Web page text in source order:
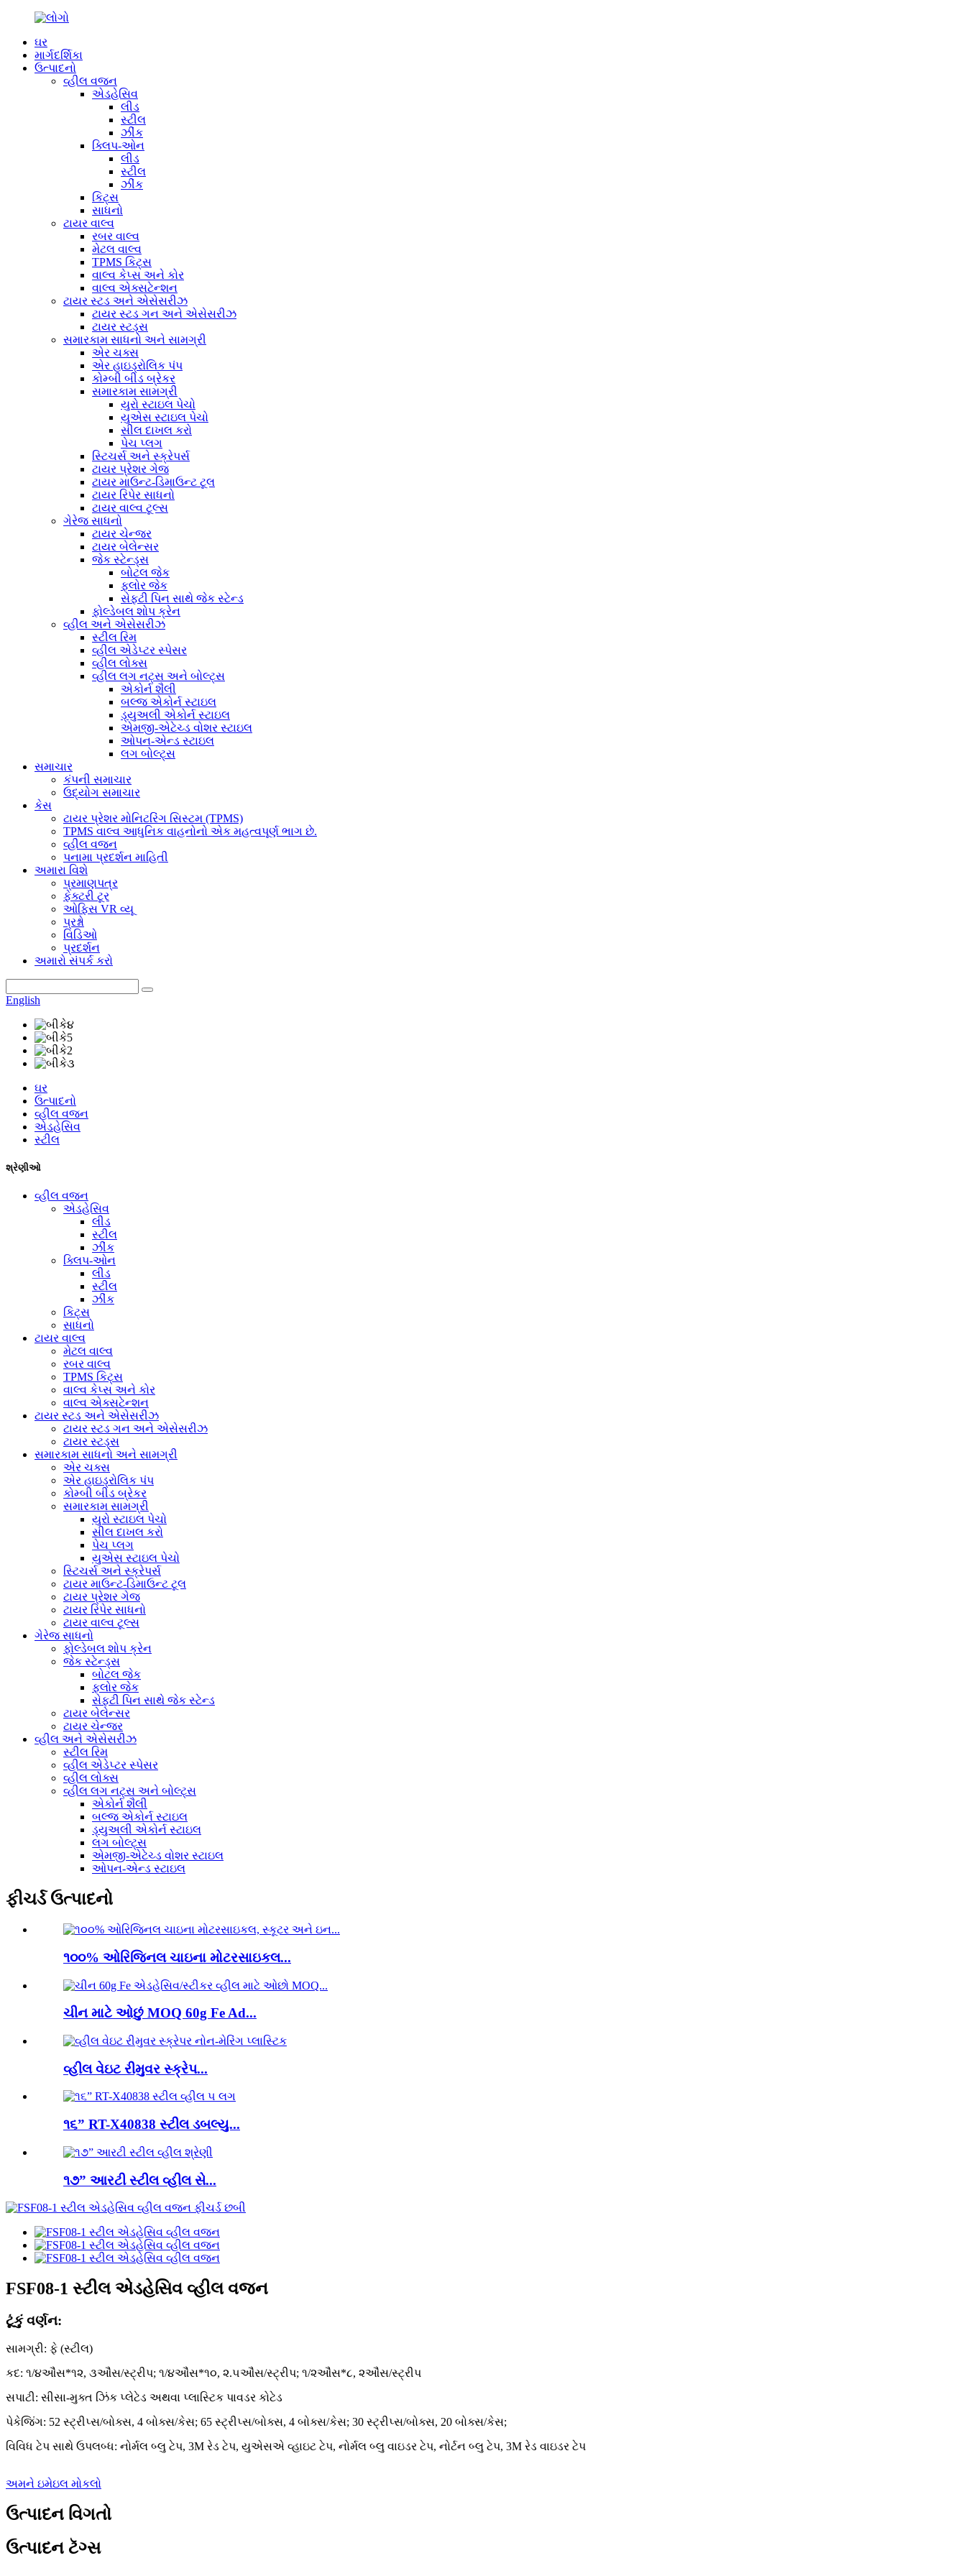
ઘર
માર્ગદર્શિકા
ઉત્પાદનો
વ્હીલ વજન
એડહેસિવ
લીડ
સ્ટીલ
ઝીંક
ક્લિપ-ઓન
લીડ
સ્ટીલ
ઝીંક
કિટ્સ
સાધનો
ટાયર વાલ્વ
રબર વાલ્વ
મેટલ વાલ્વ
TPMS કિટ્સ
વાલ્વ કેપ્સ અને કોર
વાલ્વ એક્સટેન્શન
ટાયર સ્ટડ અને એસેસરીઝ
ટાયર સ્ટડ ગન અને એસેસરીઝ
ટાયર સ્ટડ્સ
સમારકામ સાધનો અને સામગ્રી
એર ચક્સ
એર હાઇડ્રોલિક પંપ
કોમ્બી બીડ બ્રેકર
સમારકામ સામગ્રી
યુરો સ્ટાઇલ પેચો
યુએસ સ્ટાઇલ પેચો
સીલ દાખલ કરો
પેચ પ્લગ
સ્ટિચર્સ અને સ્ક્રેપર્સ
ટાયર પ્રેશર ગેજ
ટાયર માઉન્ટ-ડિમાઉન્ટ ટૂલ
ટાયર રિપેર સાધનો
ટાયર વાલ્વ ટૂલ્સ
ગેરેજ સાધનો
ટાયર ચેન્જર
ટાયર બેલેન્સર
જેક સ્ટેન્ડ્સ
બોટલ જેક
ફ્લોર જેક
સેફ્ટી પિન સાથે જેક સ્ટેન્ડ
ફોલ્ડેબલ શોપ ક્રેન
વ્હીલ અને એસેસરીઝ
સ્ટીલ રિમ
વ્હીલ એડેપ્ટર સ્પેસર
વ્હીલ લોક્સ
વ્હીલ લગ નટ્સ અને બોલ્ટ્સ
એકોર્ન શૈલી
બલ્જ એકોર્ન સ્ટાઇલ
ડ્યુઅલી એકોર્ન સ્ટાઇલ
એમજી-એટેચ્ડ વોશર સ્ટાઇલ
ઓપન-એન્ડ સ્ટાઇલ
લગ બોલ્ટ્સ
સમાચાર
કંપની સમાચાર
ઉદ્યોગ સમાચાર
કેસ
ટાયર પ્રેશર મોનિટરિંગ સિસ્ટમ (TPMS)
TPMS વાલ્વ આધુનિક વાહનોનો એક મહત્વપૂર્ણ ભાગ છે.
વ્હીલ વજન
પનામા પ્રદર્શન માહિતી
અમારા વિશે
પ્રમાણપત્ર
ફેક્ટરી ટૂર
ઓફિસ VR વ્યૂ
પ્રશ્નો
વિડિઓ
પ્રદર્શન
અમારો સંપર્ક કરો
English
ઘર
ઉત્પાદનો
વ્હીલ વજન
એડહેસિવ
સ્ટીલ
શ્રેણીઓ
વ્હીલ વજન
એડહેસિવ
લીડ
સ્ટીલ
ઝીંક
ક્લિપ-ઓન
લીડ
સ્ટીલ
ઝીંક
કિટ્સ
સાધનો
ટાયર વાલ્વ
મેટલ વાલ્વ
રબર વાલ્વ
TPMS કિટ્સ
વાલ્વ કેપ્સ અને કોર
વાલ્વ એક્સટેન્શન
ટાયર સ્ટડ અને એસેસરીઝ
ટાયર સ્ટડ ગન અને એસેસરીઝ
ટાયર સ્ટડ્સ
સમારકામ સાધનો અને સામગ્રી
એર ચક્સ
એર હાઇડ્રોલિક પંપ
કોમ્બી બીડ બ્રેકર
સમારકામ સામગ્રી
યુરો સ્ટાઇલ પેચો
સીલ દાખલ કરો
પેચ પ્લગ
યુએસ સ્ટાઇલ પેચો
સ્ટિચર્સ અને સ્ક્રેપર્સ
ટાયર માઉન્ટ-ડિમાઉન્ટ ટૂલ
ટાયર પ્રેશર ગેજ
ટાયર રિપેર સાધનો
ટાયર વાલ્વ ટૂલ્સ
ગેરેજ સાધનો
ફોલ્ડેબલ શોપ ક્રેન
જેક સ્ટેન્ડ્સ
બોટલ જેક
ફ્લોર જેક
સેફ્ટી પિન સાથે જેક સ્ટેન્ડ
ટાયર બેલેન્સર
ટાયર ચેન્જર
વ્હીલ અને એસેસરીઝ
સ્ટીલ રિમ
વ્હીલ એડેપ્ટર સ્પેસર
વ્હીલ લોક્સ
વ્હીલ લગ નટ્સ અને બોલ્ટ્સ
એકોર્ન શૈલી
બલ્જ એકોર્ન સ્ટાઇલ
ડ્યુઅલી એકોર્ન સ્ટાઇલ
લગ બોલ્ટ્સ
એમજી-એટેચ્ડ વોશર સ્ટાઇલ
ઓપન-એન્ડ સ્ટાઇલ
ફીચર્ડ ઉત્પાદનો
૧૦૦% ઓરિજિનલ ચાઇના મોટરસાઇકલ...
ચીન માટે ઓછું MOQ 60g Fe Ad...
વ્હીલ વેઇટ રીમુવર સ્ક્રેપ...
૧૬” RT-X40838 સ્ટીલ ડબલ્યુ...
૧૭” આરટી સ્ટીલ વ્હીલ સે...
FSF08-1 સ્ટીલ એડહેસિવ વ્હીલ વજન
ટૂંકું વર્ણન:
સામગ્રી: ફે (સ્ટીલ)
કદ: ૧/૪ઔંસ*૧૨, ૩ઔંસ/સ્ટ્રીપ; ૧/૪ઔંસ*૧૦, ૨.૫ઔંસ/સ્ટ્રીપ; ૧/૨ઔંસ*૮, ૨ઔંસ/સ્ટ્રીપ
સપાટી: સીસા-મુક્ત ઝિંક પ્લેટેડ અથવા પ્લાસ્ટિક પાવડર કોટેડ
પેકેજિંગ: 52 સ્ટ્રીપ્સ/બોક્સ, 4 બોક્સ/કેસ; 65 સ્ટ્રીપ્સ/બોક્સ, 4 બોક્સ/કેસ; 30 સ્ટ્રીપ્સ/બોક્સ, 20 બોક્સ/કેસ;
વિવિધ ટેપ સાથે ઉપલબ્ધ: નોર્મલ બ્લુ ટેપ, 3M રેડ ટેપ, યુએસએ વ્હાઇટ ટેપ, નોર્મલ બ્લુ વાઇડર ટેપ, નોર્ટન બ્લુ ટેપ, 3M રેડ વાઇડર ટેપ
અમને ઇમેઇલ મોકલો
ઉત્પાદન વિગતો
ઉત્પાદન ટૅગ્સ